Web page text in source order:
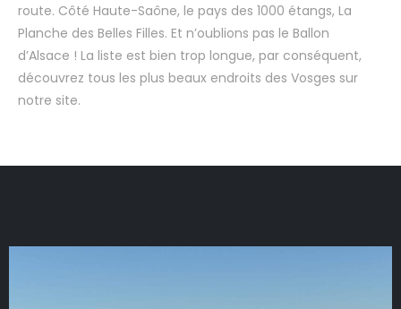
route. Côté Haute-Saône, le pays des 1000 étangs, La
Planche des Belles Filles. Et n’oublions pas le Ballon
d’Alsace ! La liste est bien trop longue, par conséquent,
découvrez tous les plus beaux endroits des Vosges sur
notre site.